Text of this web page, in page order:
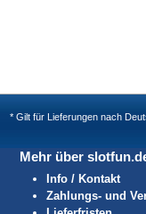
* Gilt für Lieferungen nach
Mehr über
Info / Kontakt
Zahlungs- und